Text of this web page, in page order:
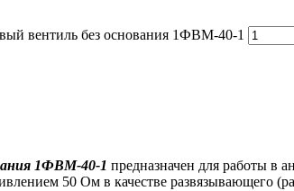
вентиль без основания 1ФВМ-40-1
1ФВМ-40-1 предназначен для работы в
50 Ом в качестве развязывающего